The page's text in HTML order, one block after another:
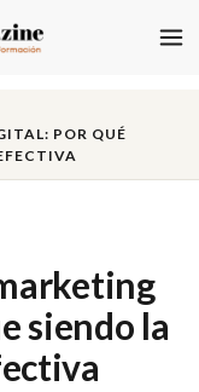
POR QUÉ
siendo la